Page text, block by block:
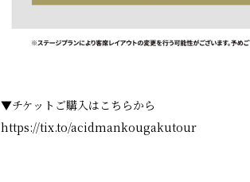
▼チケットご購入はこちらから
https://tix.to/acidmankougakutour